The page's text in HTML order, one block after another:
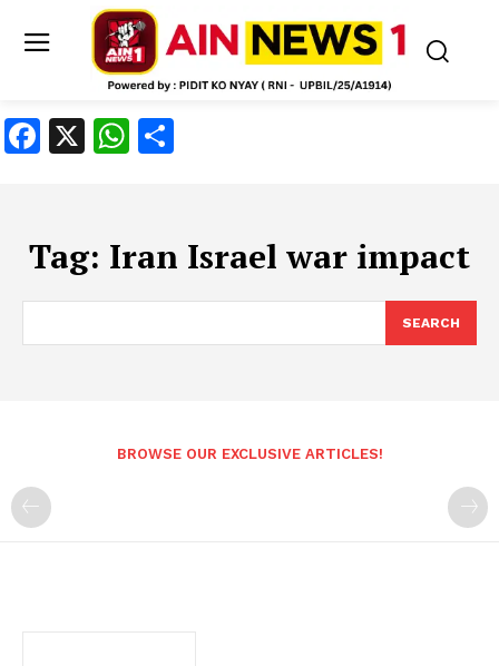
Facebook
X WhatsApp
Tag: Iran Israel war impact
SEARCH
BROWSE OUR EXCLUSIVE ARTICLES!